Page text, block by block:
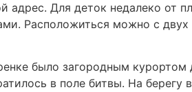
адрес. Для деток недалеко от
Расположиться можно с
было загородным
в поле битвы. На